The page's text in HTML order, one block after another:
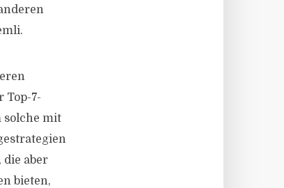
Top-7-
solche mit
die aber
bieten,